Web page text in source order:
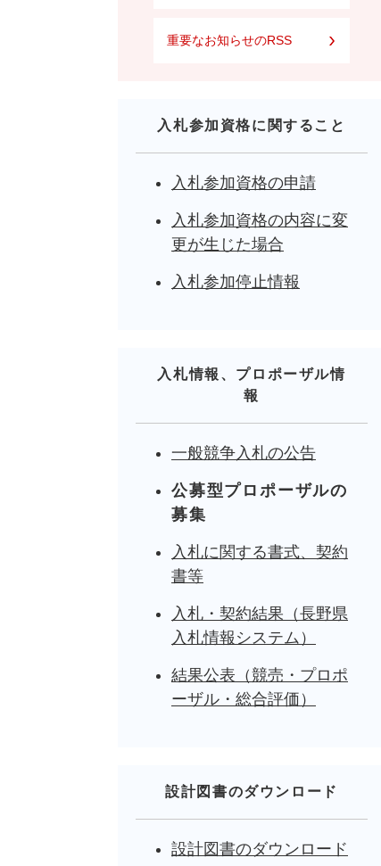
重要なお知らせのRSS
入札参加資格に関すること
入札参加資格の申請
入札参加資格の内容に変
更が生じた場合
入札参加停止情報
入札情報、プロポーザル情
報
一般競争入札の公告
公募型プロポーザルの
募集
入札に関する書式、契約
書等
入札・契約結果（長野県
入札情報システム）
結果公表（競売・プロポ
ーザル・総合評価）
設計図書のダウンロード
設計図書のダウンロード